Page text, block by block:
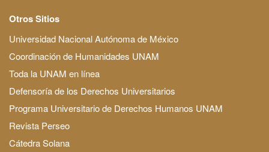
Otros Sitios
Universidad Nacional Autónoma de México
Coordinación de Humanidades UNAM
Toda la UNAM en línea
Defensoría de los Derechos Universitarios
Programa Universitario de Derechos Humanos UNAM
Revista Perseo
Cátedra Solana